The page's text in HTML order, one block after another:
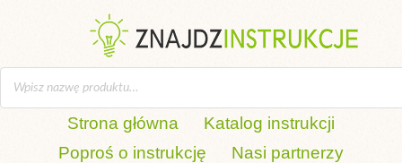
Strona główna
Katalog instrukcji
Poproś o instrukcję
Nasi partnerzy